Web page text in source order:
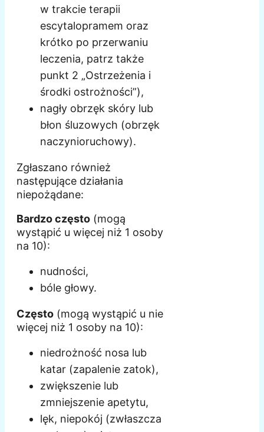
w trakcie terapii
escytalopramem oraz
krótko po przerwaniu
leczenia, patrz także
punkt 2 „Ostrzeżenia i
środki ostrożności”),
nagły obrzęk skóry lub
błon śluzowych (obrzęk
naczynioruchowy).
Zgłaszano również
następujące działania
niepożądane:
Bardzo często (mogą
wystąpić u więcej niż 1 osoby
na 10):
nudności,
bóle głowy.
Często (mogą wystąpić u nie
więcej niż 1 osoby na 10):
niedrożność nosa lub
katar (zapalenie zatok),
zwiększenie lub
zmniejszenie apetytu,
lęk, niepokój (zwłaszcza